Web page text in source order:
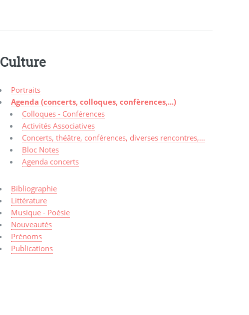
Culture
Portraits
Agenda (concerts, colloques, confèrences,...)
Colloques - Conférences
Activités Associatives
Concerts, théâtre, conférences, diverses rencontres,...
Bloc Notes
Agenda concerts
Bibliographie
Littérature
Musique - Poésie
Nouveautés
Prénoms
Publications